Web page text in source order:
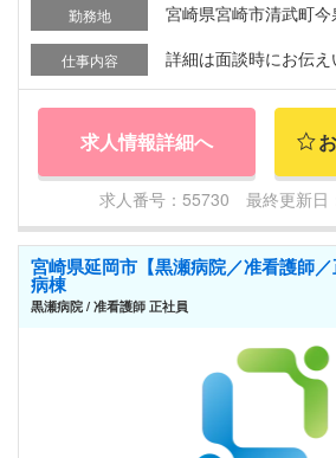
勤務地 宮崎県宮崎市清武町今
仕事内容 詳細は面談時にお伝え
求人情報詳細へ
求人番号：55730 最終更新日
宮崎県延岡市【黒瀬病院／准看護師
病棟
黒瀬病院 / 准看護師 正社員